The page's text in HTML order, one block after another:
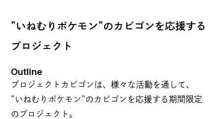
NEWS
COMPANY
理念
”いねむりポケモン”のカビゴンを応援する
プロジェクト
Outline
プロジェクトカビゴンは、様々な活動を通して、
”いねむりポケモン”のカビゴンを応援する期間限定
のプロジェクト。